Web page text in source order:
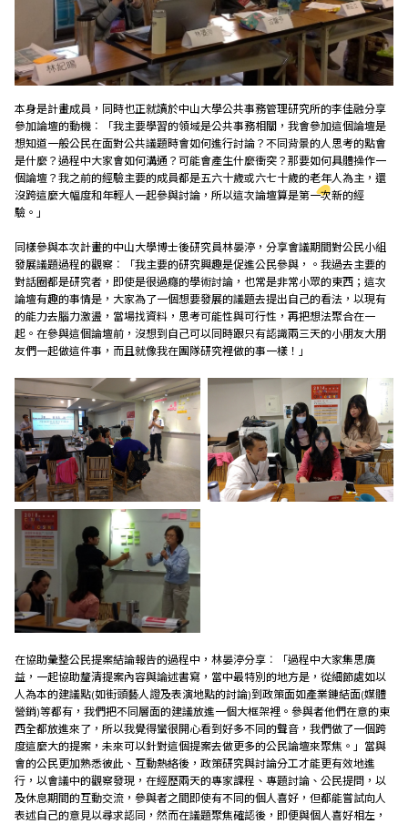
本身是計畫成員，同時也正就讀於中山大學公共事務管理研究所的李佳融分享
參加論壇的動機︰「我主要學習的領域是公共事務相關，我會參加這個論壇是
想知道一般公民在面對公共議題時會如何進行討論？不同背景的人思考的點會
是什麼？過程中大家會如何溝通？可能會產生什麼衝突？那要如何具體操作一
個論壇？我之前的經驗主要的成員都是五六十歲或六七十歲的老年人為主，還
沒跨這麼大幅度和年輕人一起參與討論，所以這次論壇算是第一次新的經
驗。」
同樣參與本次計畫的中山大學博士後研究員林晏渟，分享會議期間對公民小組
發展議題過程的觀察︰「我主要的研究興趣是促進公民參與，。我過去主要的
對話圈都是研究者，即使是很過癮的學術討論，也常是非常小眾的東西；這次
論壇有趣的事情是，大家為了一個想要發展的議題去提出自己的看法，以現有
的能力去腦力激盪，當場找資料，思考可能性與可行性，再把想法聚合在一
起。在參與這個論壇前，沒想到自己可以同時跟只有認識兩三天的小朋友大朋
友們一起做這件事，而且就像我在團隊研究裡做的事一樣！」
在協助彙整公民提案結論報告的過程中，林晏渟分享︰「過程中大家集思廣
益，一起協助釐清提案內容與論述書寫，當中最特別的地方是，從細節處如以
人為本的建議點(如街頭藝人證及表演地點的討論)到政策面如產業鏈結面(媒體
營銷)等都有，我們把不同層面的建議放進一個大框架裡。參與者他們在意的東
西全都放進來了，所以我覺得蠻很開心看到好多不同的聲音，我們做了一個跨
度這麼大的提案，未來可以針對這個提案去做更多的公民論壇來聚焦。」當與
會的公民更加熟悉彼此、互動熱絡後，政策研究與討論分工才能更有效地進
行，以會議中的觀察發現，在經歷兩天的專家課程、專題討論、公民提問，以
及休息期間的互動交流，參與者之間即使有不同的個人喜好，但都能嘗試向人
表述自己的意見以尋求認同，然而在議題聚焦確認後，即便與個人喜好相左，